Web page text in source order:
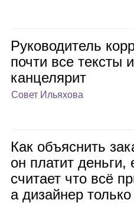
Руко­во­ди­тель
почти все тек­сты
кан­це­ля­рит
Совет Ильяхова
Как объ­яс­нить
он пла­тит деньги,
счи­тает что всё
а дизай­нер